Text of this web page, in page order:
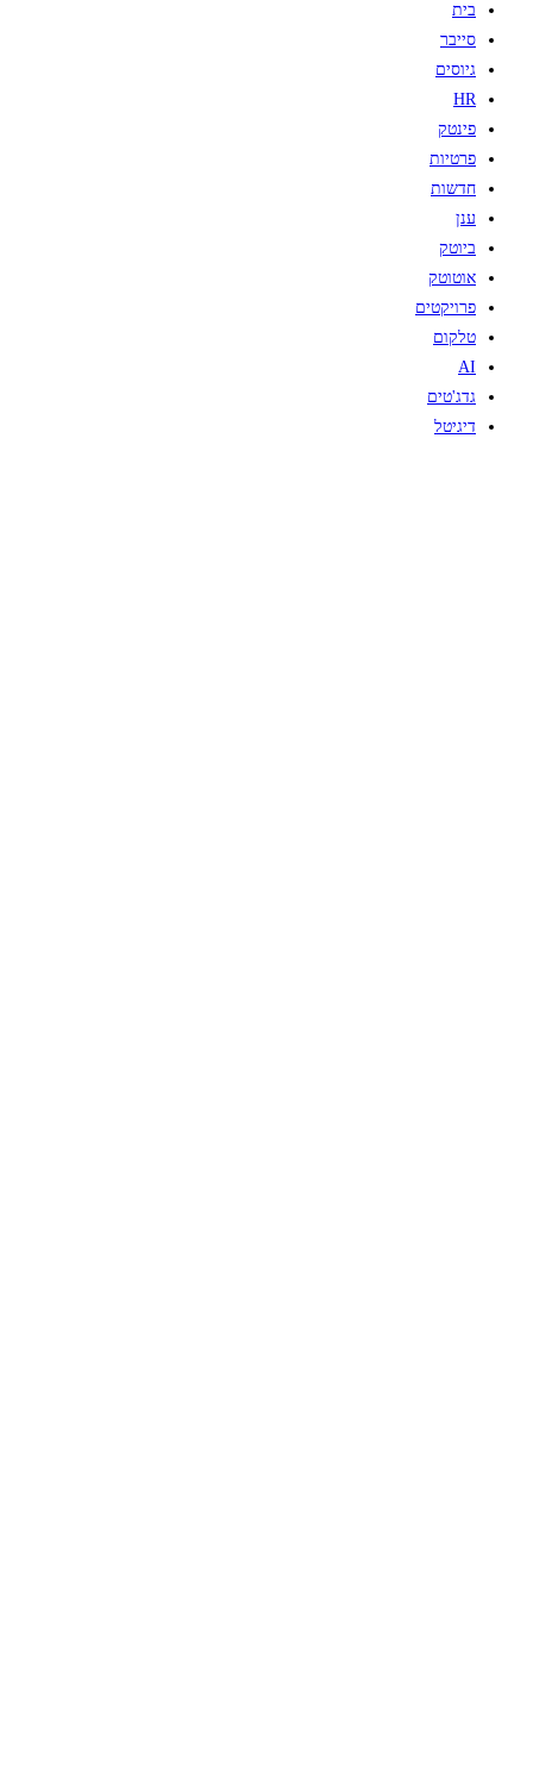
בית
סייבר
גיוסים
HR
פינטק
פרטיות
חדשות
ענן
ביוטק
אוטוטק
פרויקטים
טלקום
AI
גדג'טים
דיגיטל